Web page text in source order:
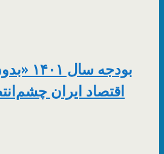
بودجه
اقتصاد ایران